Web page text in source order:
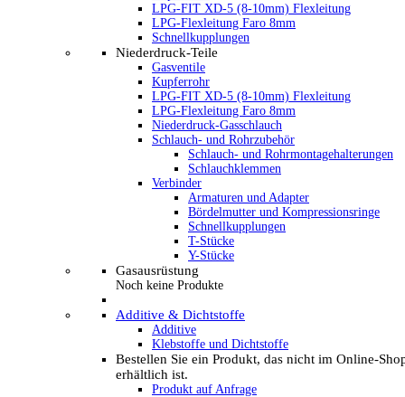
LPG-FIT XD-5 (8-10mm) Flexleitung
LPG-Flexleitung Faro 8mm
Schnellkupplungen
Niederdruck-Teile
Gasventile
Kupferrohr
LPG-FIT XD-5 (8-10mm) Flexleitung
LPG-Flexleitung Faro 8mm
Niederdruck-Gasschlauch
Schlauch- und Rohrzubehör
Schlauch- und Rohrmontagehalterungen
Schlauchklemmen
Verbinder
Armaturen und Adapter
Bördelmutter und Kompressionsringe
Schnellkupplungen
T-Stücke
Y-Stücke
Gasausrüstung
Noch keine Produkte
Additive & Dichtstoffe
Additive
Klebstoffe und Dichtstoffe
Bestellen Sie ein Produkt, das nicht im Online-
erhältlich ist.
Produkt auf Anfrage